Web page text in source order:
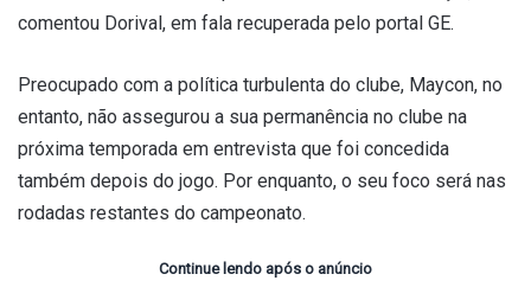
comentou Dorival, em fala recuperada pelo portal GE.
Preocupado com a política turbulenta do clube, Maycon, no
entanto, não assegurou a sua permanência no clube na
próxima temporada em entrevista que foi concedida
também depois do jogo. Por enquanto, o seu foco será nas
rodadas restantes do campeonato.
Continue lendo após o anúncio